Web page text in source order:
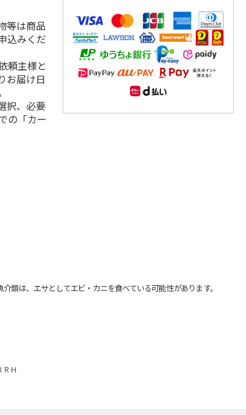
等は商品
込みくだ
頼主様と
お届け日
択、必要
の「カー
は、エサとしてエビ・カニを食べている可能性があります。
Ｈ